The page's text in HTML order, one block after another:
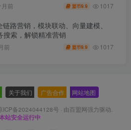
月前 盟币9.9 1017
路营销，模块联动、向量建模、
搜索，解锁精准营销
前 盟币9.9 1017
关于我们 广告合作 网站地图
ICP备2024044128号 · 由百盟网强力驱动.
站安全运行中